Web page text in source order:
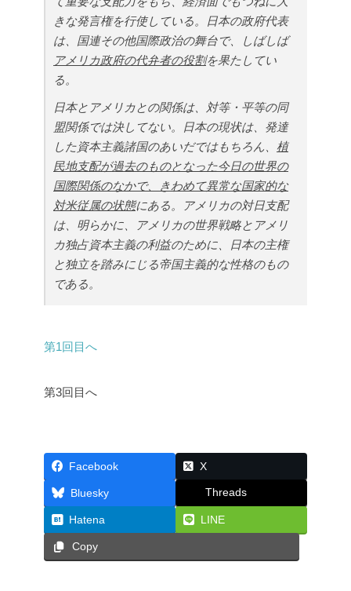
きな発言権を行使している。日本の政府代表
は、国連その他国際政治の舞台で、しばしば
アメリカ政府の代弁者の役割を果たしてい
る。
日本とアメリカとの関係は、対等・平等の同
盟関係では決してない。日本の現状は、発達
した資本主義諸国のあいだではもちろん、 植
民地支配が過去のものとなった今日の世界の
国際関係のなかで、きわめて異常な国家的な
対米従属の状態にある。アメリカの対日支配
は、明らかに、アメリカの世界戦略とアメリ
カ独占資本主義の利益のために、日本の主権
と独立を踏みにじる帝国主義的な性格のもの
である。
第1回目へ
第3回目へ
Facebook X
Bluesky Threads
Hatena LINE
Copy